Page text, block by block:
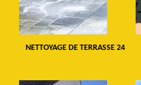
NETTOYAGE DE TERRASSE 24